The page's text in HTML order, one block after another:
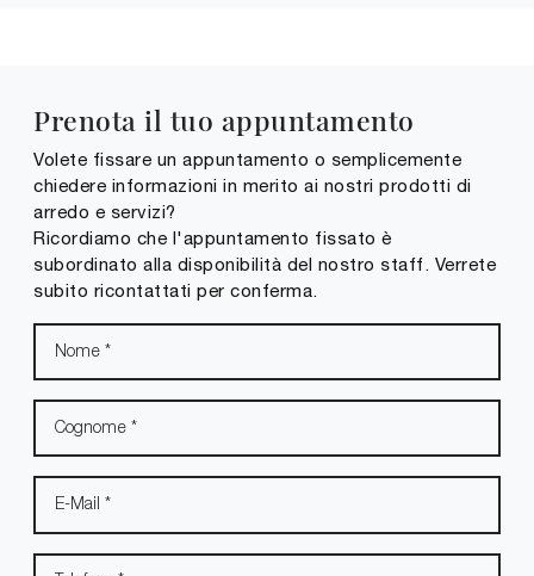
Prenota il tuo appuntamento
Volete fissare un appuntamento o semplicemente
chiedere informazioni in merito ai nostri prodotti di
arredo e servizi?
Ricordiamo che l'appuntamento fissato è
subordinato alla disponibilità del nostro staff. Verrete
subito ricontattati per conferma.